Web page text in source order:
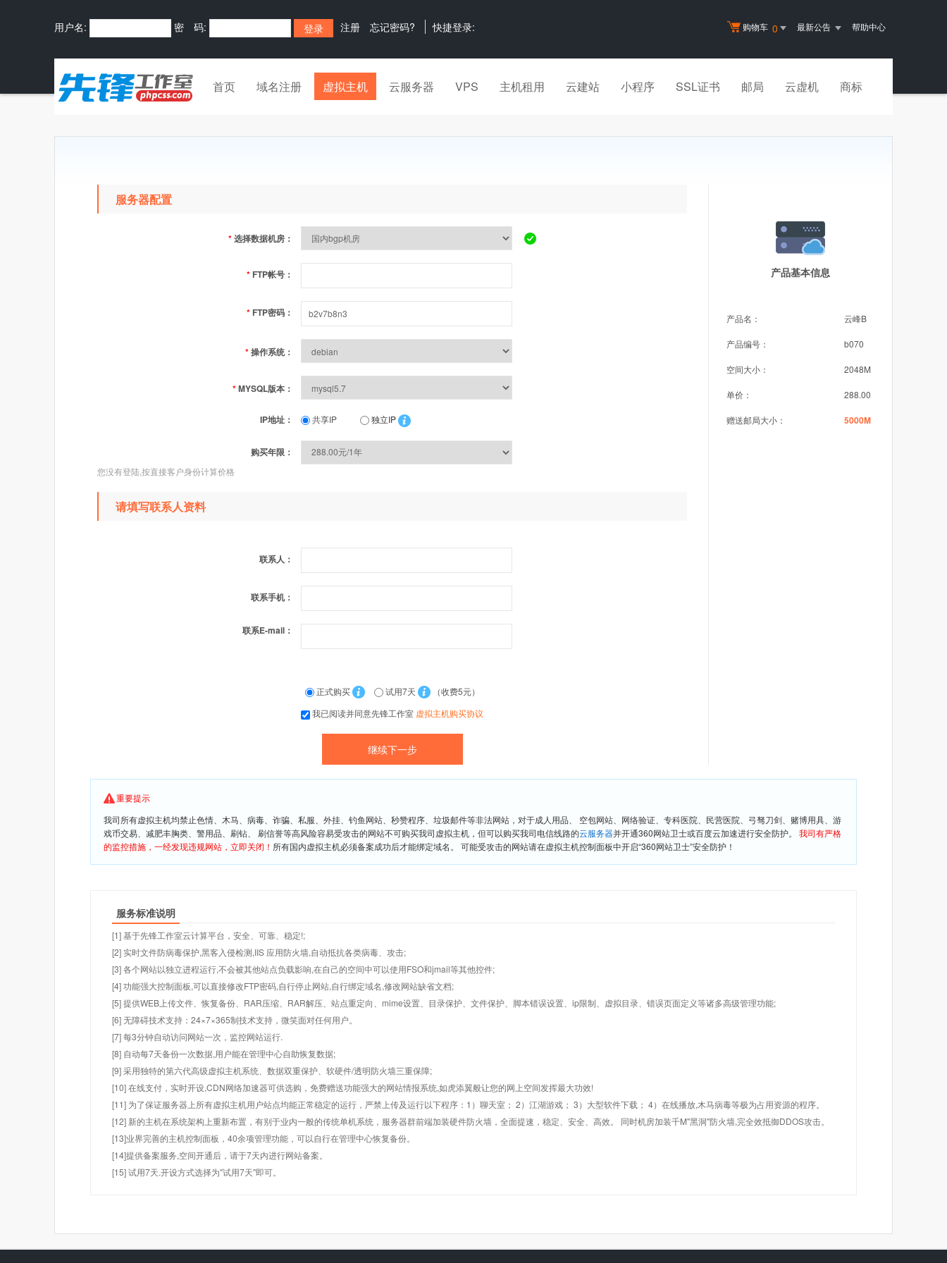
购物车 0 最新公告 帮助中心
用户名: 密 码: 注册 忘记密码? 快捷登录:
首页 域名注册 虚拟主机 云服务器 VPS 主机租用 云建站 小程序 SSL证书 邮局 云虚机 商标
产品基本信息
产品名： 云峰B
产品编号： b070
空间大小： 2048M
单价： 288.00
赠送邮局大小： 5000M
服务器配置
*选择数据机房：
* FTP帐号：
* FTP密码：
*操作系统：
*MYSQL版本：
IP地址： 共享IP 独立IP
购买年限：
您没有登陆,按直接客户身份计算价格
请填写联系人资料
联系人：
联系手机：
联系E-mail：
正式购买 试用7天
（收费5元）
我已阅读并同意先锋工作室 虚拟主机购买协议
重要提示
我司所有虚拟主机均禁止色情、木马、病毒、诈骗、私服、外挂、钓鱼网站、秒赞程序、垃圾邮件等非法网站，对于成人用品、 空包网站、网络验证、专科医院、民营医院、弓驽刀剑、赌博用具、游
戏币交易、减肥丰胸类、警用品、刷钻、 刷信誉等高风险容易受攻击的网站不可购买我司虚拟主机，但可以购买我司电信线路的云服务器并开通360网站卫士或百度云加速进行安全防护。 我司有严格
的监控措施，一经发现违规网站，立即关闭！ 所有国内虚拟主机必须备案成功后才能绑定域名。 可能受攻击的网站请在虚拟主机控制面板中开启“360网站卫士”安全防护！
服务标准说明
[1] 基于先锋工作室云计算平台，安全、可靠、稳定!;
[2] 实时文件防病毒保护,黑客入侵检测,IIS 应用防火墙,自动抵抗各类病毒、攻击;
[3] 各个网站以独立进程运行,不会被其他站点负载影响,在自己的空间中可以使用FSO和jmail等其他控件;
[4] 功能强大控制面板,可以直接修改FTP密码,自行停止网站,自行绑定域名,修改网站缺省文档;
[5] 提供WEB上传文件、恢复备份、RAR压缩、RAR解压、站点重定向、mime设置、目录保护、文件保护、脚本错误设置、ip限制、虚拟目录、错误页面定义等诸多高级管理功能;
[6] 无障碍技术支持：24×7×365制技术支持，微笑面对任何用户。
[7] 每3分钟自动访问网站一次，监控网站运行.
[8] 自动每7天备份一次数据,用户能在管理中心自助恢复数据;
[9] 采用独特的第六代高级虚拟主机系统、数据双重保护、软硬件/透明防火墙三重保障;
[10] 在线支付，实时开设,CDN网络加速器可供选购，免费赠送功能强大的网站情报系统,如虎添翼般让您的网上空间发挥最大功效!
[11] 为了保证服务器上所有虚拟主机用户站点均能正常稳定的运行，严禁上传及运行以下程序：1）聊天室； 2）江湖游戏； 3）大型软件下载； 4）在线播放,木马病毒等极为占用资源的程序。
[12] 新的主机在系统架构上重新布置，有别于业内一般的传统单机系统，服务器群前端加装硬件防火墙，全面提速，稳定、安全、高效。 同时机房加装千M"黑洞"防火墙,完全效抵御DDOS攻击。
[13]业界完善的主机控制面板，40余项管理功能，可以自行在管理中心恢复备份。
[14]提供备案服务,空间开通后，请于7天内进行网站备案。
[15] 试用7天.开设方式选择为"试用7天"即可。